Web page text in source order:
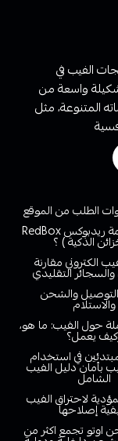
الفيب في
واسعة من
المتنوعة، مثل
الطلب من الموقع
ما هي خدمة ريدبوكس RedBox
الذكية ) ؟
الكتروني مقارنة
التقليدي
والشحن
والاستلام
حول الفيب: ما هو،
يعمل؟
في استخدام
بأمان دليل الفيب
الشامل
لاحتراق الفيب
إصلاحها
اوتو تجمع اكثر من